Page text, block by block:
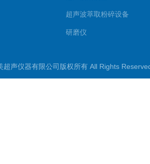
超声波萃取粉碎设备
研磨仪
超声波水浴
超声仪器有限公司版权所有 All Rights